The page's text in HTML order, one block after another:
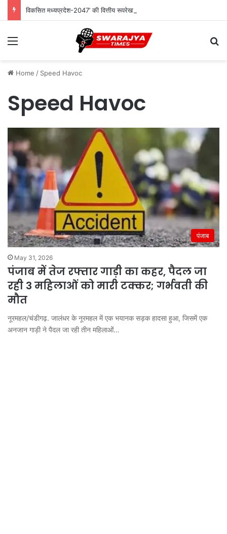
विकसित मध्यप्रदेश-2047’ की वित्तीय रूपरेखा तैयार
Menu
Home / Speed Havoc
Speed Havoc
पंजाब
May 31, 2026
पंजाब में तेज रफ्तार गाड़ी का कहर, पैदल जा
रही 3 महिलाओं को मारी टक्कर; गर्भवती की
मौत
नूरमहल/चंडीगढ़. जालंधर के नूरमहल में एक भयानक सड़क हादसा हुआ, जिसमें एक
अनजान गाड़ी ने पैदल जा रही तीन महिलाओं…